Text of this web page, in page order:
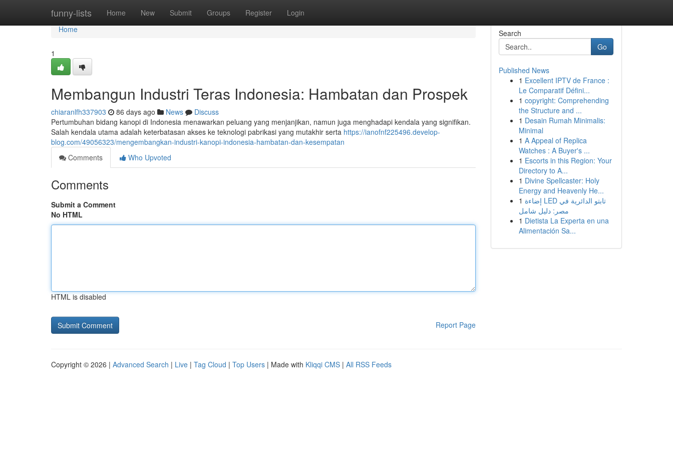
funny-lists Home New Submit Groups Register Login
Home
Home
1
Membangun Industri Teras Indonesia: Hambatan dan Prospek
chiaranlfh337903 86 days ago News
Discuss
Pertumbuhan bidang kanopi di Indonesia menawarkan peluang yang menjanjikan, namun juga menghadapi kendala yang signifikan.
Salah kendala utama adalah keterbatasan akses ke teknologi pabrikasi yang mutakhir serta https://ianofnf225496.develop-
blog.com/49056323/mengembangkan-industri-kanopi-indonesia-hambatan-dan-kesempatan
Comments
Who Upvoted
Comments
Submit a Comment
No HTML
HTML is disabled
Report Page
Search
Go
Published News
1 Excellent IPTV de France :
Le Comparatif Défini...
1 copyright: Comprehending
the Structure and ...
1 Desain Rumah Minimalis:
Minimal
1 A Appeal of Replica
Watches : A Buyer's ...
1 Escorts in this Region: Your
Directory to A...
1 Divine Spellcaster: Holy
Energy and Heavenly He...
1 إضاءة LED تابتو الدائرية في
مصر: دليل شامل
1 Dietista La Experta en una
Alimentación Sa...
Copyright © 2026 | Advanced Search | Live | Tag Cloud | Top Users | Made with Kliqqi CMS | All RSS Feeds